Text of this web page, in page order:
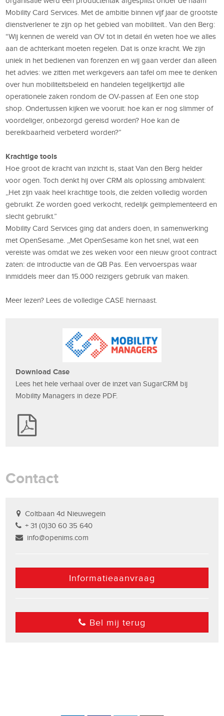
Mobility Card Services. Met de ambitie binnen vijf jaar de grootste
dienstverlener te zijn op het gebied van mobiliteit.. Van den Berg:
“Wij kennen de wereld van OV tot in detail én weten hoe we alles
aan de achterkant moeten regelen. Dat is onze kracht. We zijn
uniek in het bedienen van forenzen en wij gaan verder dan alleen
het advies: we zitten met werkgevers aan tafel om mee te denken
over hun mobiliteitsbeleid en handelen tegelijkertijd alle
operationele zaken rondom de OV-passen af. Een one stop
shop. Ondertussen kijken we vooruit: hoe kan er nog slimmer of
voordeliger, onbezorgd gereisd worden? Hoe kan de
bereikbaarheid verbeterd worden?”
Krachtige tools
Hoe groot de kracht van inzicht is, staat Van den Berg helder
voor ogen. Toch denkt hij over CRM als oplossing ambivalent:
,,Het zijn vaak heel krachtige tools, die zelden volledig worden
gebruikt. Ze worden goed verkocht, redelijk geïmplementeerd en
slecht gebruikt.”
Mobility Card Services ging dat anders doen, in samenwerking
met OpenSesame. ,,Met OpenSesame kon het snel, wat een
vereiste was omdat we zes weken voor een nieuw groot contract
zaten: de introductie van de QB Pas. Een vervoerspas waar
inmiddels meer dan 15.000 reizigers gebruik van maken.
Meer lezen? Lees de volledige CASE hiernaast.
Download Case
Lees het hele verhaal over de inzet van SugarCRM bij
Mobility Managers in deze PDF.
Contact
Coltbaan 4d Nieuwegein
+ 31 (0)30 60 35 640
info@openims.com
Informatieaanvraag
Bel mij terug